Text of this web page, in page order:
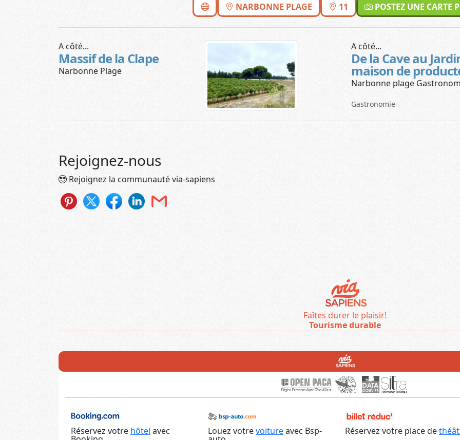
NARBONNE PLAGE 11 POSTEZ UNE CARTE
A côté...
Massif de la Clape
Narbonne Plage
A côté...
De la Cave au
maison de
Narbonne plage
Gastronomie
Rejoignez-nous
Rejoignez la communauté via-sapiens
Faîtes durer le plaisir!
Tourisme durable
Réservez votre hôtel avec Louez votrevoitureavec Bsp- Réservez votre place de